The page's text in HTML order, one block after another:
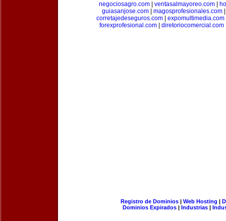
negociosagro.com
ventasalmayoreo.com
guiasanjose.com| magosprofesionales.com
corretajedeseguros.com
expomultimedia.com
forexprofesional.com| diretoriocomercial.com
Registro de Dominios| Web Hosting |
Dominios Expirados | Industrias |